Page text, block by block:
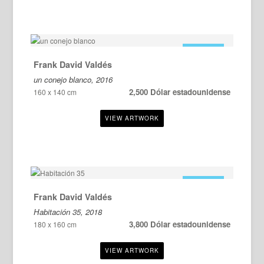
Frank David Valdés
un conejo blanco, 2016
160 x 140 cm 2,500 Dólar estadounidense
Frank David Valdés
Habitación 35, 2018
180 x 160 cm 3,800 Dólar estadounidense